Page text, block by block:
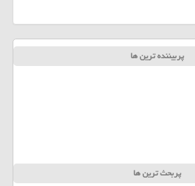
پربیننده ترین ها
پربحث ترین ها